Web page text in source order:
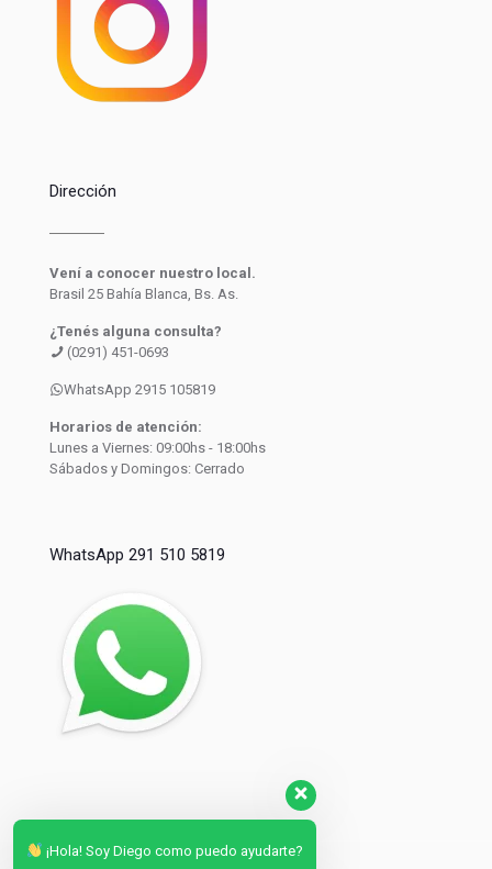
Dirección
Vení a conocer nuestro local.
Brasil 25 Bahía Blanca, Bs. As.
¿Tenés alguna consulta?
(0291) 451-0693
WhatsApp 2915 105819
Horarios de atención:
Lunes a Viernes: 09:00hs - 18:00hs
Sábados y Domingos: Cerrado
WhatsApp 291 510 5819
¡Hola! Soy Diego como puedo ayudarte?